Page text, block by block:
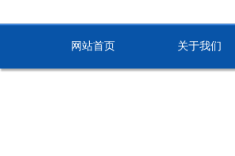
网站首页 关于我们